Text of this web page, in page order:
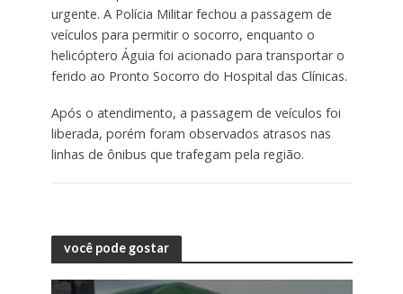
urgente. A Polícia Militar fechou a passagem de
veículos para permitir o socorro, enquanto o
helicóptero Águia foi acionado para transportar o
ferido ao Pronto Socorro do Hospital das Clínicas.
Após o atendimento, a passagem de veículos foi
liberada, porém foram observados atrasos nas
linhas de ônibus que trafegam pela região.
você pode gostar